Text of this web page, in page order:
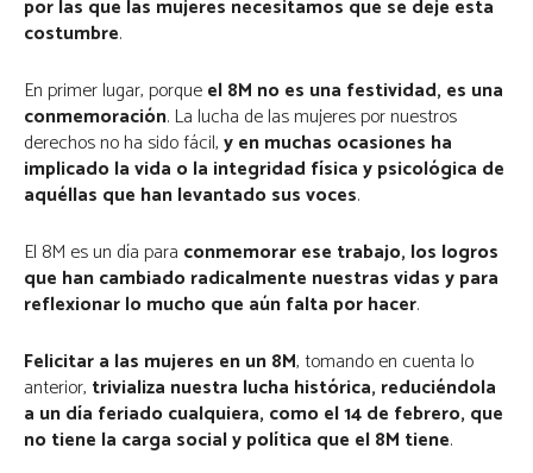
por las que las mujeres necesitamos que se deje esta
costumbre.
En primer lugar, porqueel 8M no es una festividad, es una
conmemoración. La lucha de las mujeres por nuestros
derechos no ha sido fácil,y en muchas ocasiones ha
implicado la vida o la integridad física y psicológica de
aquéllas que han levantado sus voces.
El 8M es un día para conmemorar ese trabajo, los logros
que han cambiado radicalmente nuestras vidas y para
reflexionar lo mucho que aún falta por hacer.
Felicitar a las mujeres en un 8M,tomando en cuenta lo
anterior, trivializa nuestra lucha histórica, reduciéndola
a un día feriado cualquiera, como el 14 de febrero, que
no tiene la carga social y política que el 8M tiene.